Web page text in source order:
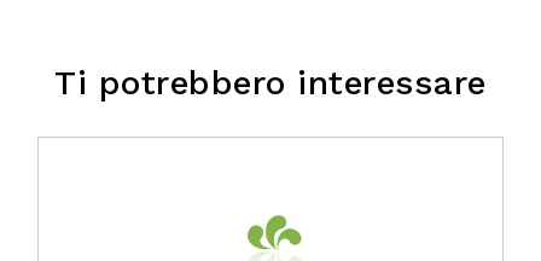
Ti potrebbero interessare